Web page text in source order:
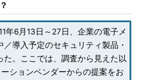
年6月13日～27日、企業の電子メ
導入予定のセキュリティ製品・
。ここでは、調査から見えた以
ションベンダーからの提案をお